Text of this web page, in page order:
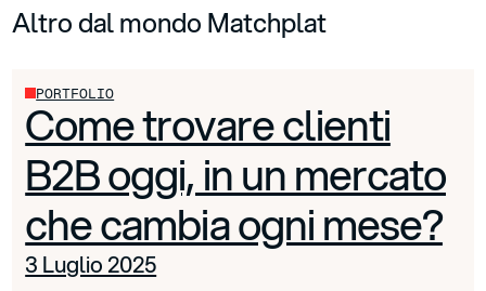
Altro dal mondo Matchplat
PORTFOLIO
Come trovare clienti
B2B oggi, in un mercato
che cambia ogni mese?
3 Luglio 2025